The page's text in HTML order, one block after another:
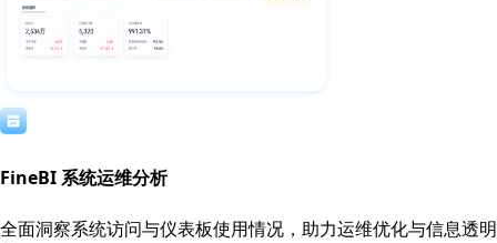
FineBI 系统运维分析
全面洞察系统访问与仪表板使用情况，助力运维优化与信息透明